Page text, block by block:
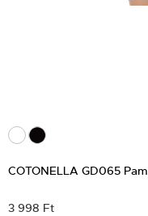
COTONELLA GD065
3 998 Ft